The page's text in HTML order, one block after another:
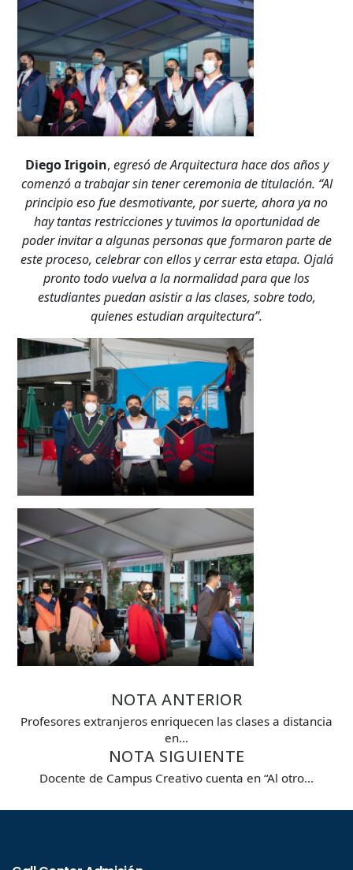
Diego Irigoin, egresó de Arquitectura hace dos años y
comenzó a trabajar sin tener ceremonia de titulación. “Al
principio eso fue desmotivante, por suerte, ahora ya no
hay tantas restricciones y tuvimos la oportunidad de
poder invitar a algunas personas que formaron parte de
este proceso, celebrar con ellos y cerrar esta etapa. Ojalá
pronto todo vuelva a la normalidad para que los
estudiantes puedan asistir a las clases, sobre todo,
quienes estudian arquitectura”.
NOTA ANTERIOR
Profesores extranjeros enriquecen las clases a distancia
en…
NOTA SIGUIENTE
Docente de Campus Creativo cuenta en “Al otro…
Desde...
Hasta...